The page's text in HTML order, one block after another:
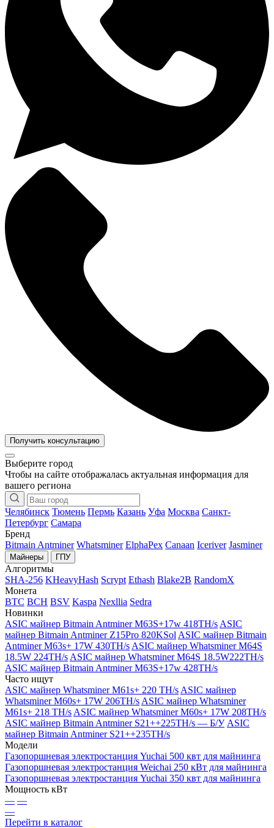
Получить консультацию
Выберите город
Чтобы на сайте отображалась актуальная информация для
вашего региона
Челябинск Тюмень Пермь Казань Уфа Москва Санкт-
Петербург Самара
Бренд
Bitmain Antminer Whatsminer ElphaPex Canaan Iceriver Jasminer
Майнеры ГПУ
Алгоритмы
SHA-256 KHeavyHash Scrypt Ethash Blake2B RandomX
Монета
BTC BCH BSV Kaspa Nexllia Sedra
Новинки
ASIC майнер Bitmain Antminer M63S+17w 418TH/s ASIC
майнер Bitmain Antminer Z15Pro 820KSol ASIC майнер Bitmain
Antminer M63s+ 17W 430TH/s ASIC майнер Whatsminer M64S
18.5W 224TH/s ASIC майнер Whatsminer M64S 18.5W222TH/s
ASIC майнер Bitmain Antminer M63S+17w 428TH/s
Часто ищут
ASIC майнер Whatsminer M61s+ 220 TH/s ASIC майнер
Whatsminer M60s+ 17W 206TH/s ASIC майнер Whatsminer
M61s+ 218 TH/s ASIC майнер Whatsminer M60s+ 17W 208TH/s
ASIC майнер Bitmain Antminer S21++225TH/s — Б/У ASIC
майнер Bitmain Antminer S21++235TH/s
Модели
Газопоршневая электростанция Yuchai 500 квт для майнинга
Газопоршневая электростанция Weichai 250 кВт для майнинга
Газопоршневая электростанция Yuchai 350 квт для майнинга
Мощность кВт
— —
—
Перейти в каталог